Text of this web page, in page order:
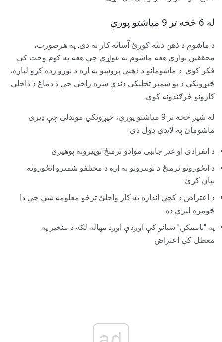
له 6 څخه تر 9 میاشتو پورې
د ماشوم د ذهن دننه ګورئ آسانه کار نه دی. په هرصورت،
محققین یوازې هغه ماشوم نه غواړي چې هغه په ​​کوم وخت کې
فکر کوي. د ماشومانو د ذهني پروسو په اړه د نورو زده کړو لپاره،
څیړونکي د یو شمیر تخليکي دندې سره راځي چې د دماغ د داخلي
کارونو څرګندونه کوي.
له شپږ څخه تر 9 میاشتو پورې، څیړونکي موندلي چې ډیری
ماشومان په لاندې ډول دي:
د انفرادی او غیر جانبی موادو ترمنځ توپیرونه پوهیږی
د انځورونو ترمنځ د توپیرونو په اړه د مختلفو شمیرو انځورونه
بیان کړئ
د اعتراض د کچې اندازه په کار واخلئ ترڅو معلومه شي چې دا
څومره لیرې ده
په "ناممکن" شیانو کې اوږدې اوږد مهاله لکه د منځیر په
معطل کې اعتراض